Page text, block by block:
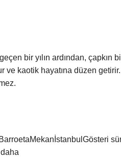
bir yılın ardından, çapkın
ve kaotik hayatına düzen